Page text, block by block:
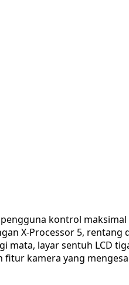
kontrol
X-Processor 5, rentang
mata, layar sentuh LCD
kamera yang